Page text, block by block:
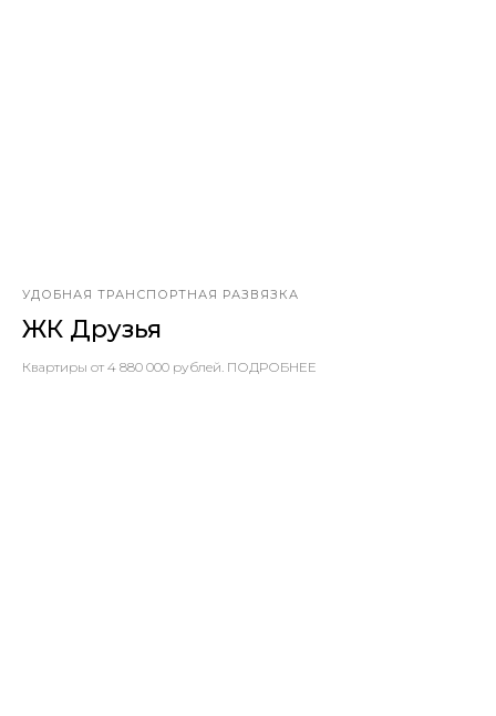
УДОБНАЯ ТРАНСПОРТНАЯ РАЗВЯЗКА
ЖК Друзья
Квартиры от 4 880 000 рублей. ПОДРОБНЕЕ